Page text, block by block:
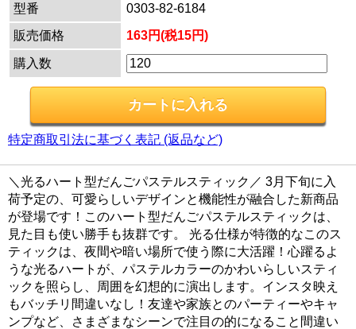
型番
0303-82-6184
販売価格
163円(税15円)
購入数
特定商取引法に基づく表記 (返品など)
＼光るハート型だんごパステルスティック／ 3月下旬に入
荷予定の、可愛らしいデザインと機能性が融合した新商品
が登場です！このハート型だんごパステルスティックは、
見た目も使い勝手も抜群です。 光る仕様が特徴的なこのス
ティックは、夜間や暗い場所で使う際に大活躍！心躍るよ
うな光るハートが、パステルカラーのかわいらしいスティ
ックを照らし、周囲を幻想的に演出します。インスタ映え
もバッチリ間違いなし！友達や家族とのパーティーやキャ
ンプなど、さまざまなシーンで注目の的になること間違い